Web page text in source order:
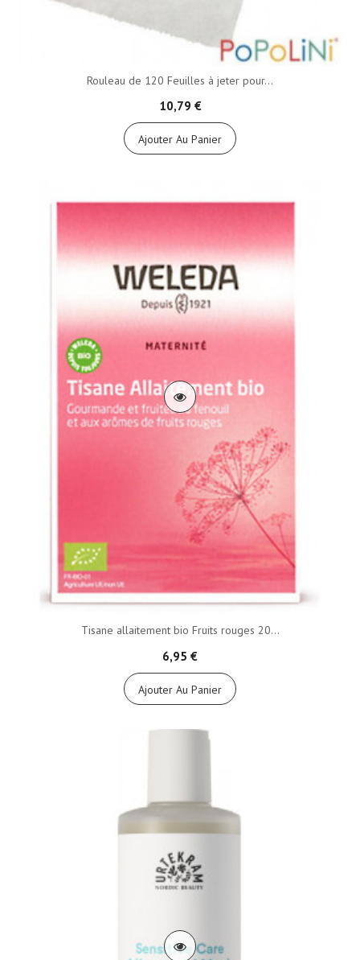
Rouleau de 120 Feuilles à jeter pour...
10,79 €
Ajouter Au Panier
Tisane allaitement bio Fruits rouges 20...
6,95 €
Ajouter Au Panier